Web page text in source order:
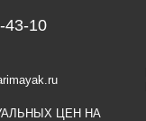
43-10
ЦЕН НА